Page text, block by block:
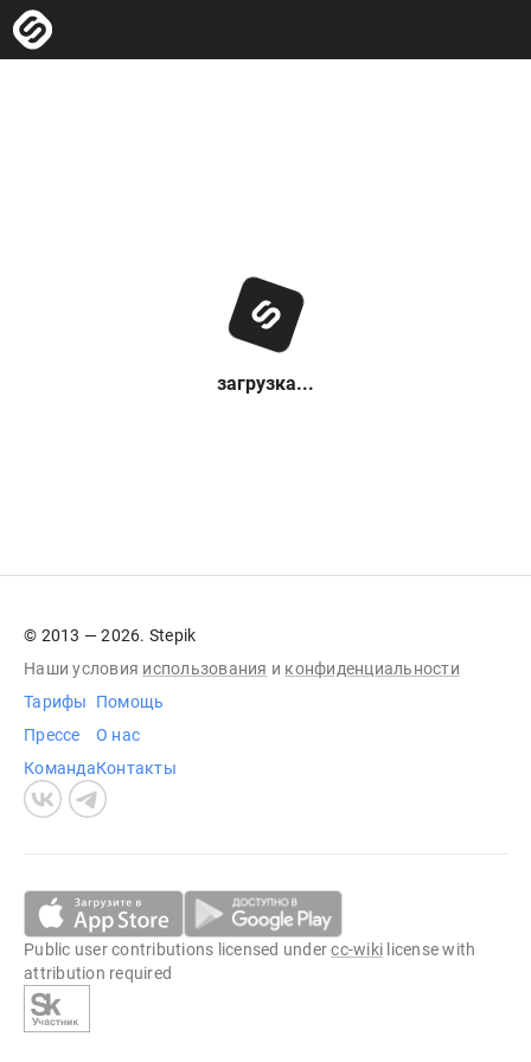
загрузка...
© 2013 — 2026. Stepik
Наши условия использования и конфиденциальности
Тарифы
Прессе
Команда
Помощь
О нас
Контакты
Public user contributions licensed undercc-wiki license with
attribution required